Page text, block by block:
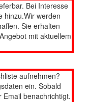
Bei Interesse
hinzu.Wir werden
Sie erhalten
mit aktuellem
aufnehmen?
ein. Sobald
benachrichtigt.